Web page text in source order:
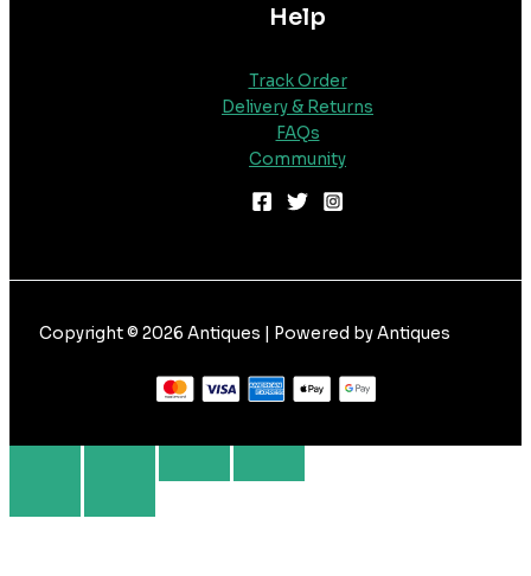
Help
Track Order
Delivery & Returns
FAQs
Community
Copyright © 2026 Antiques | Powered by Antiques